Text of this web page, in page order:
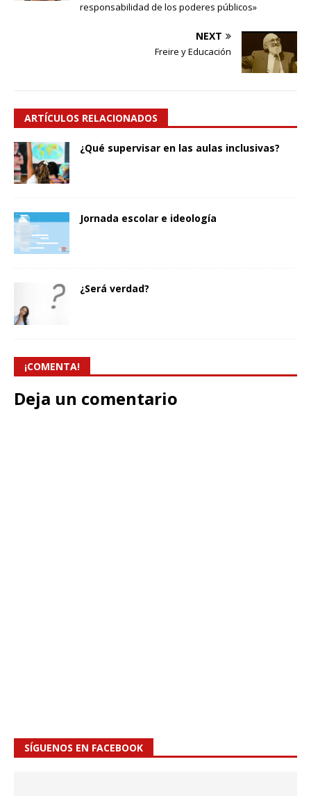
responsabilidad de los poderes públicos»
NEXT
Freire y Educación
ARTÍCULOS RELACIONADOS
¿Qué supervisar en las aulas inclusivas?
Jornada escolar e ideología
¿Será verdad?
¡COMENTA!
Deja un comentario
SÍGUENOS EN FACEBOOK